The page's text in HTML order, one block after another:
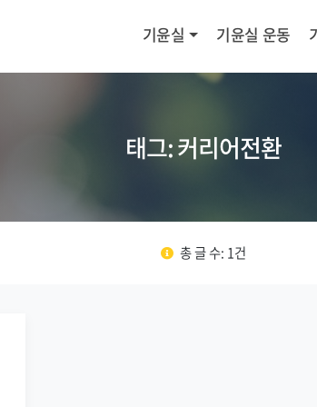
기윤실 기윤실 운동
태그: 커리어전환
총 글 수: 1건